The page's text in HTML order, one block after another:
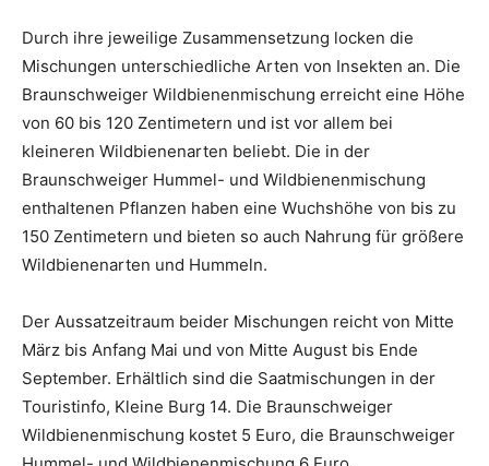
Durch ihre jeweilige Zusammensetzung locken die
Mischungen unterschiedliche Arten von Insekten an. Die
Braunschweiger Wildbienenmischung erreicht eine Höhe
von 60 bis 120 Zentimetern und ist vor allem bei
kleineren Wildbienenarten beliebt. Die in der
Braunschweiger Hummel- und Wildbienenmischung
enthaltenen Pflanzen haben eine Wuchshöhe von bis zu
150 Zentimetern und bieten so auch Nahrung für größere
Wildbienenarten und Hummeln.
Der Aussatzeitraum beider Mischungen reicht von Mitte
März bis Anfang Mai und von Mitte August bis Ende
September. Erhältlich sind die Saatmischungen in der
Touristinfo, Kleine Burg 14. Die Braunschweiger
Wildbienenmischung kostet 5 Euro, die Braunschweiger